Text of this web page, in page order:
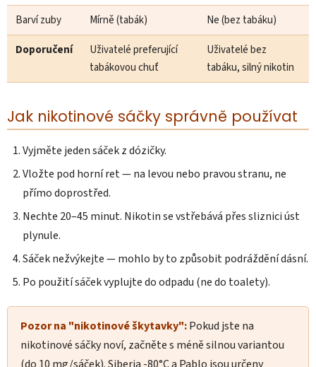
Barví zuby Mírně (tabák)
Ne (bez tabáku)
Doporučení
Uživatelé preferující
tabákovou chuť
Uživatelé bez
tabáku, silný nikotin
Jak nikotinové sáčky správně používat
Vyjměte jeden sáček z dózičky.
Vložte pod horní ret — na levou nebo pravou stranu, ne
přímo doprostřed.
Nechte 20–45 minut. Nikotin se vstřebává přes sliznici úst
plynule.
Sáček nežvýkejte — mohlo by to způsobit podráždění dásní.
Po použití sáček vyplujte do odpadu (ne do toalety).
Pozor na "nikotinové škytavky":Pokud jste na
nikotinové sáčky noví, začněte s méně silnou variantou